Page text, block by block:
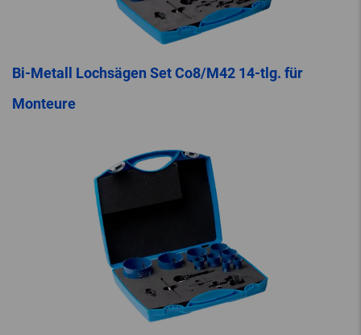
Bi-Metall Lochsägen Set Co8/M42 14-tlg. für
Monteure